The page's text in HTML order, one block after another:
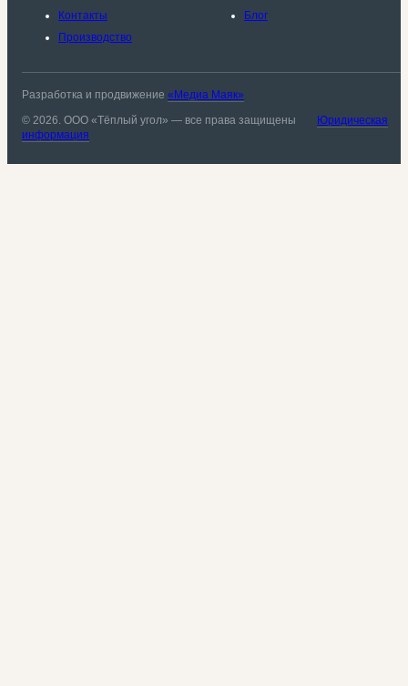
Контакты
Производство
Блог
© 2026. ООО «Тёплый угол» — все права защищены
Юридическая
информация
Разработка и продвижение «Медиа Маяк»